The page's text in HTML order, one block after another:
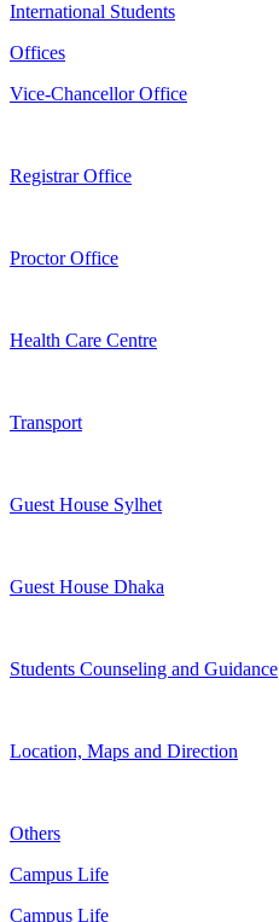
International Students
Offices
Vice-Chancellor Office
Registrar Office
Proctor Office
Health Care Centre
Transport
Guest House Sylhet
Guest House Dhaka
Students Counseling and Guidance
Location, Maps and Direction
Others
Campus Life
Campus Life